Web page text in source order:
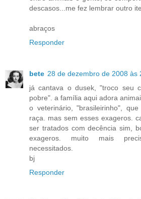
descasos...me fez lembrar outro
abraços
Responder
bete 28 de dezembro de 2008 às
já cantava o dusek, "troco seu
pobre". a família aqui adora
o veterinário, "brasileirinho",
raça. mas sem esses exageros.
ser tratados com decência sim,
exageros. muito mais
necessitados.
bj
Responder